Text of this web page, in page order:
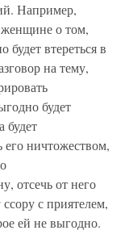
Например,
женщине о том,
втереться в
на тему,
будет
будет
его ничтожеством,
отсечь от него
ссору с приятелем,
ей не выгодно.